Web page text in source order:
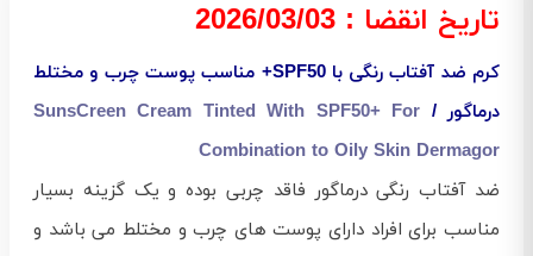
تاریخ انقضا : 2026/03/03
کرم ضد آفتاب رنگی با SPF50+ مناسب پوست چرب و مختلط
درماگور / SunsCreen Cream Tinted With SPF50+ For
Combination to Oily Skin Dermagor
ضد آفتاب رنگی درماگور فاقد چربی بوده و یک گزینه بسیار
مناسب برای افراد دارای پوست های چرب و مختلط می باشد و